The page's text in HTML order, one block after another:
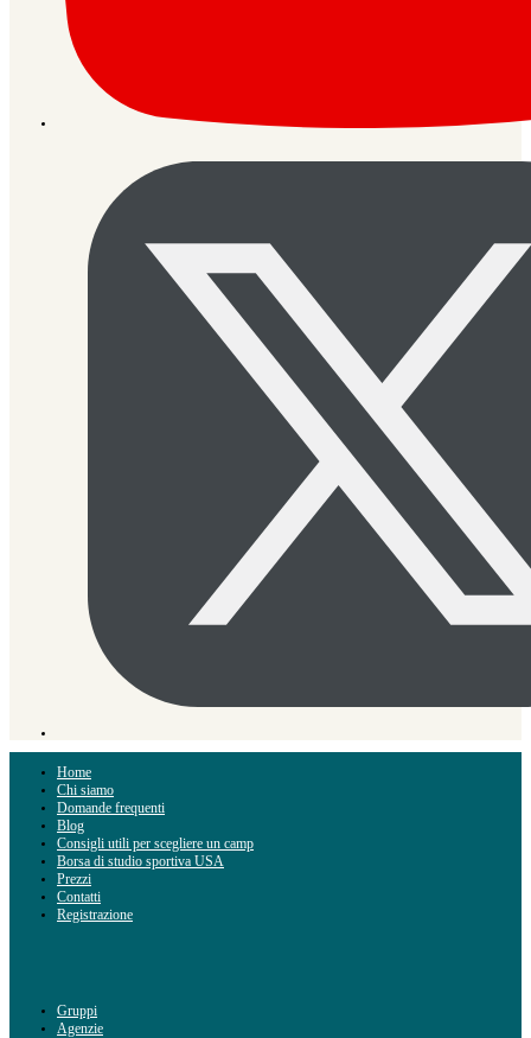
Home
Chi siamo
Domande frequenti
Blog
Consigli utili per scegliere un camp
Borsa di studio sportiva USA
Prezzi
Contatti
Registrazione
Gruppi
Agenzie